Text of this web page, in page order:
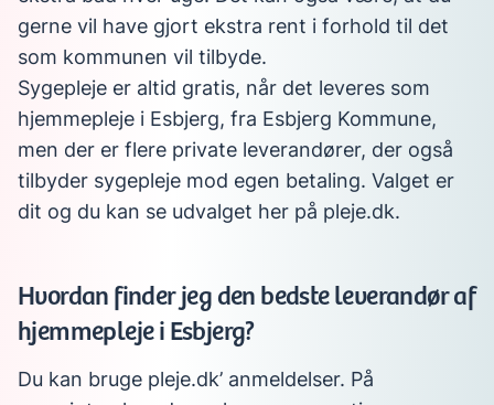
gerne vil have gjort ekstra rent i forhold til det
som kommunen vil tilbyde.
Sygepleje er altid gratis, når det leveres som
hjemmepleje i Esbjerg, fra Esbjerg Kommune,
men der er flere private leverandører, der også
tilbyder sygepleje mod egen betaling. Valget er
dit og du kan se udvalget her på pleje.dk.
Hvordan finder jeg den bedste leverandør af
hjemmepleje i Esbjerg?
Du kan bruge pleje.dk’ anmeldelser. På